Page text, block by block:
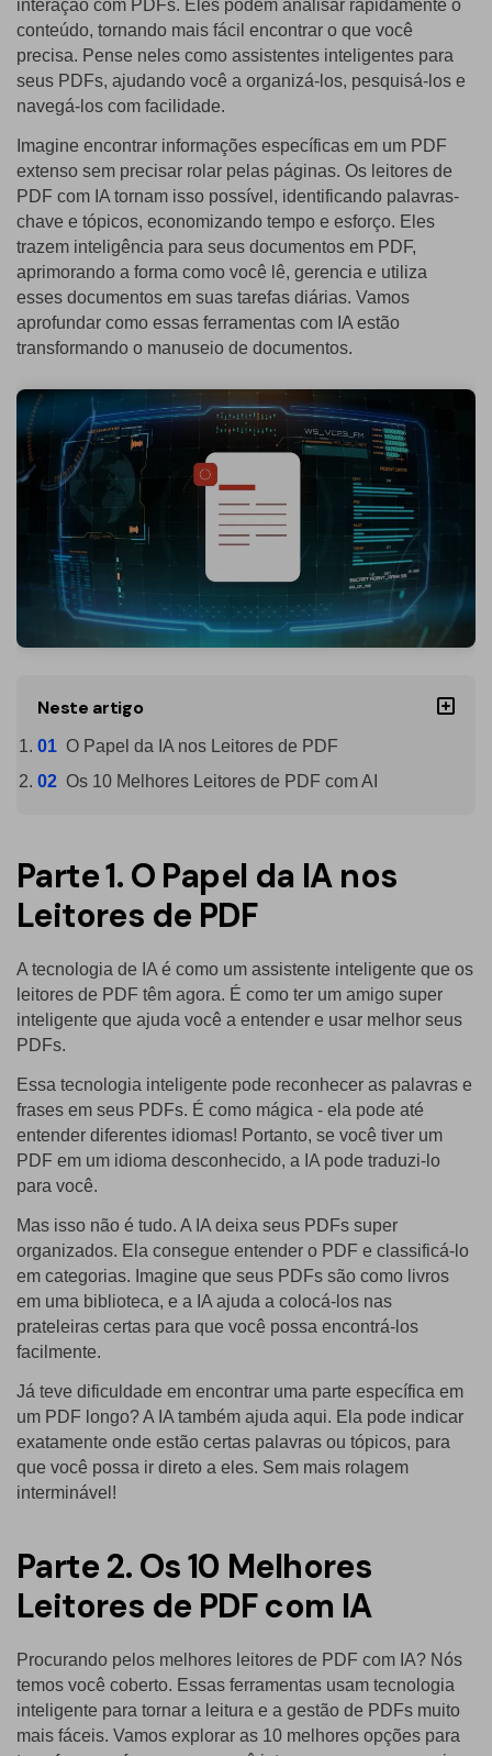
Novo PDFelement：Mais inteligente,
rápido e fácil
Do poder da IA às ferramentas em massa – o novo
PDFelement torna qualquer tarefa em PDF simples e rápida.
Baixe Grátis
PDF Protegido por Senha
Compartilhar PDF
Chat com PDF
Resumidor de PDF com IA
Tradutor de PDF com IA
Verificador Gramatical com IA
Conversar com Imagem
Detectar Conteúdo de IA
Reescrever PDF com IA
Explicar PDF com IA
Conversar com Documento
Gerador de imagens com IA
Todos os recursos do PDF
Publicação
Freelancer
Histórias de clientes
Avaliações de clientes
Prêmios G2
Comparação de software PDF
Guia do usuário
PDFelement para Mac
PDFelement para iOS
PDFelement para Android
Vídeos Tutoriais
Suporte
Contatar Suporte
Novidades
Central de Downloads
Atualizar para o PDFelement 12
interação com PDFs. Eles podem analisar rapidamente o
conteúdo, tornando mais fácil encontrar o que você
precisa. Pense neles como assistentes inteligentes para
seus PDFs, ajudando você a organizá-los, pesquisá-los e
navegá-los com facilidade.
Imagine encontrar informações específicas em um PDF
extenso sem precisar rolar pelas páginas. Os leitores de
PDF com IA tornam isso possível, identificando palavras-
chave e tópicos, economizando tempo e esforço. Eles
trazem inteligência para seus documentos em PDF,
aprimorando a forma como você lê, gerencia e utiliza
esses documentos em suas tarefas diárias. Vamos
aprofundar como essas ferramentas com IA estão
transformando o manuseio de documentos.
Neste artigo
O Papel da IA nos Leitores de PDF
Os 10 Melhores Leitores de PDF com AI
Parte 1. O Papel da IA nos
Leitores de PDF
A tecnologia de IA é como um assistente inteligente que os
leitores de PDF têm agora. É como ter um amigo super
inteligente que ajuda você a entender e usar melhor seus
PDFs.
Essa tecnologia inteligente pode reconhecer as palavras e
frases em seus PDFs. É como mágica - ela pode até
entender diferentes idiomas! Portanto, se você tiver um
PDF em um idioma desconhecido, a IA pode traduzi-lo
para você.
Mas isso não é tudo. A IA deixa seus PDFs super
organizados. Ela consegue entender o PDF e classificá-lo
em categorias. Imagine que seus PDFs são como livros
em uma biblioteca, e a IA ajuda a colocá-los nas
prateleiras certas para que você possa encontrá-los
facilmente.
Já teve dificuldade em encontrar uma parte específica em
um PDF longo? A IA também ajuda aqui. Ela pode indicar
exatamente onde estão certas palavras ou tópicos, para
que você possa ir direto a eles. Sem mais rolagem
interminável!
Parte 2. Os 10 Melhores
Leitores de PDF com IA
Procurando pelos melhores leitores de PDF com IA? Nós
temos você coberto. Essas ferramentas usam tecnologia
inteligente para tornar a leitura e a gestão de PDFs muito
mais fáceis. Vamos explorar as 10 melhores opções para